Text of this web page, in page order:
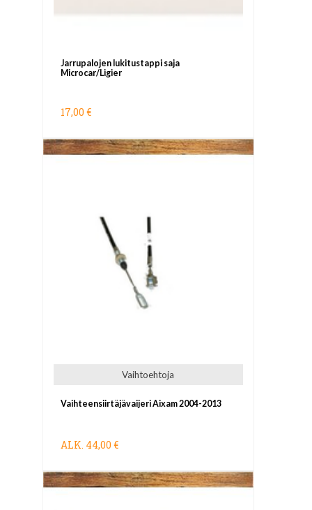
Jarrupalojen lukitustappi saja
Microcar/Ligier
17,00 €
Vaihtoehtoja
Vaihteensiirtäjävaijeri Aixam 2004-2013
ALK. 44,00 €